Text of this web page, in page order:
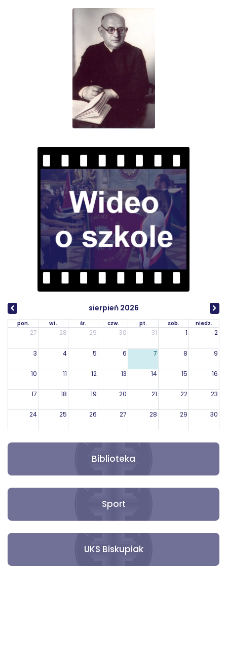
sierpień 2026
pon. wt. śr. czw. pt. sob. niedz.
27 28 29 30 31 1 2
3 4 5 6 7 8 9
10 11 12 13 14 15 16
17 18 19 20 21 22 23
24 25 26 27 28 29 30
Biblioteka
Sport
UKS Biskupiak